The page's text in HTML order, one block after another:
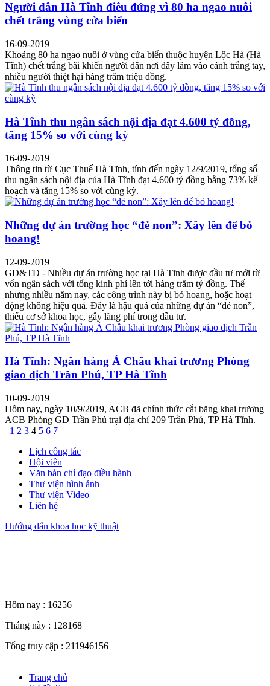
Người dân Hà Tĩnh điêu đứng vì 80 ha ngao nuôi
chết trắng vùng cửa biển
16-09-2019
Khoảng 80 ha ngao nuôi ở vùng cửa biển thuộc huyện Lộc Hà (Hà
Tĩnh) chết trắng bãi khiến người dân nơi đây lâm vào cảnh trắng tay,
nhiều người thiệt hại hàng trăm triệu đồng.
Hà Tĩnh thu ngân sách nội địa đạt 4.600 tỷ đồng,
tăng 15% so với cùng kỳ
16-09-2019
Thông tin từ Cục Thuế Hà Tĩnh, tính đến ngày 12/9/2019, tổng số
thu ngân sách nội địa của Hà Tĩnh đạt 4.600 tỷ đồng bằng 73% kế
hoạch và tăng 15% so với cùng kỳ.
Những dự án trường học “đẻ non”: Xây lên để bỏ
hoang!
12-09-2019
GD&TĐ - Nhiều dự án trường học tại Hà Tĩnh được đầu tư mới từ
vốn ngân sách với tổng kinh phí lên tới hàng trăm tỷ đồng. Thế
nhưng nhiều năm nay, các công trình này bị bỏ hoang, hoặc hoạt
động không hiệu quả. Đây là hậu quả của những dự án “đẻ non”,
thiếu cơ sở khoa học, gây lãng phí trong đầu tư.
Hà Tĩnh: Ngân hàng Á Châu khai trương Phòng
giao dịch Trần Phú, TP Hà Tĩnh
10-09-2019
Hôm nay, ngày 10/9/2019, ACB đã chính thức cắt băng khai trương
ACB Phòng GD Trần Phú trại địa chỉ 209 Trần Phú, TP Hà Tĩnh.
1 2 3 4 5 6 7
Lịch công tác
Hội viên
Văn bản chỉ đạo điều hành
Thư viện hình ảnh
Thư viện Video
Liên hệ
Hướng dẫn khoa học kỹ thuật
Hôm nay : 16256
Tháng này : 128168
Tổng truy cập : 211946156
Trang chủ